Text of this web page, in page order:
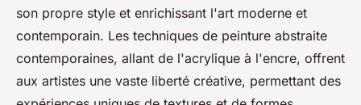
son propre style et enrichissant l'art moderne et
contemporain. Les techniques de peinture abstraite
contemporaines, allant de l'acrylique à l'encre, offrent
aux artistes une vaste liberté créative, permettant des